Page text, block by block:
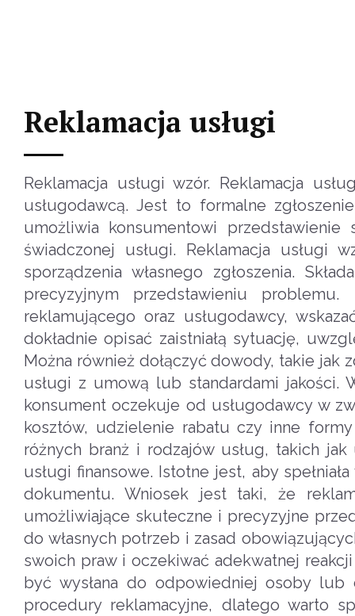
Reklamacja usługi
Reklamacja usługi wzór. Reklamacja
usługodawcą. Jest to formalne
umożliwia konsumentowi
świadczonej usługi. Reklamacja usługi
sporządzenia własnego zgłoszenia.
precyzyjnym przedstawieniu
reklamującego oraz usługodawcy,
dokładnie opisać zaistniałą sytuację,
Można również dołączyć dowody, takie jak
usługi z umową lub standardami jakości.
konsument oczekuje od usługodawcy w
kosztów, udzielenie rabatu czy inne
różnych branż i rodzajów usług, takich
usługi finansowe. Istotne jest, aby
dokumentu. Wniosek jest taki, że
umożliwiające skuteczne i precyzyjne
do własnych potrzeb i zasad
swoich praw i oczekiwać adekwatnej
być wysłana do odpowiedniej osoby lub
procedury reklamacyjne, dlatego warto